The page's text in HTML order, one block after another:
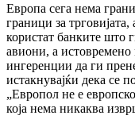
Европа сега нема
граници за
користат банките што
авиони, а истовремено
ингеренции да ги
истакнувајќи дека се
„Европол не е
која нема никаква